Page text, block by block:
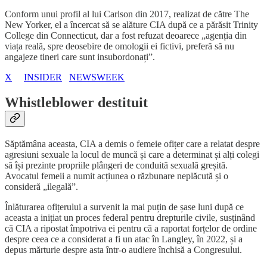
Conform unui profil al lui Carlson din 2017, realizat de către The
New Yorker, el a încercat să se alăture CIA după ce a părăsit Trinity
College din Connecticut, dar a fost refuzat deoarece „agenția din
viața reală, spre deosebire de omologii ei fictivi, preferă să nu
angajeze tineri care sunt insubordonați”.
X
INSIDER NEWSWEEK
Whistleblower destituit
Săptămâna aceasta, CIA a demis o femeie ofițer care a relatat despre
agresiuni sexuale la locul de muncă și care a determinat și alți colegi
să își prezinte propriile plângeri de conduită sexuală greșită.
Avocatul femeii a numit acțiunea o răzbunare neplăcută și o
consideră „ilegală”.
Înlăturarea ofițerului a survenit la mai puțin de șase luni după ce
aceasta a inițiat un proces federal pentru drepturile civile, susținând
că CIA a ripostat împotriva ei pentru că a raportat forțelor de ordine
despre ceea ce a considerat a fi un atac în Langley, în 2022, și a
depus mărturie despre asta într-o audiere închisă a Congresului.